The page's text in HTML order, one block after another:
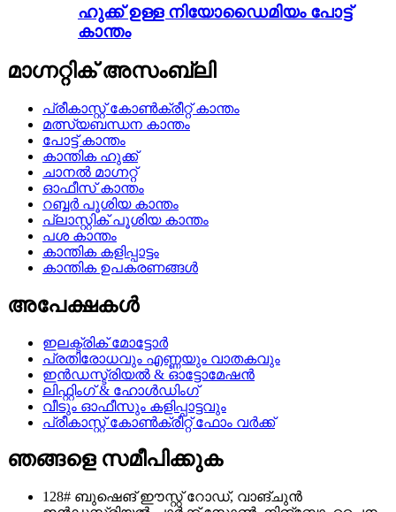
ഹുക്ക് ഉള്ള നിയോഡൈമിയം പോട്ട്
കാന്തം
മാഗ്നറ്റിക് അസംബ്ലി
പ്രീകാസ്റ്റ് കോൺക്രീറ്റ് കാന്തം
മത്സ്യബന്ധന കാന്തം
പോട്ട് കാന്തം
കാന്തിക ഹുക്ക്
ചാനൽ മാഗ്നറ്റ്
ഓഫീസ് കാന്തം
റബ്ബർ പൂശിയ കാന്തം
പ്ലാസ്റ്റിക് പൂശിയ കാന്തം
പശ കാന്തം
കാന്തിക കളിപ്പാട്ടം
കാന്തിക ഉപകരണങ്ങൾ
അപേക്ഷകൾ
ഇലക്ട്രിക് മോട്ടോർ
പ്രതിരോധവും എണ്ണയും വാതകവും
ഇൻഡസ്ട്രിയൽ & ഓട്ടോമേഷൻ
ലിഫ്റ്റിംഗ് & ഹോൾഡിംഗ്
വീടും ഓഫീസും കളിപ്പാട്ടവും
പ്രീകാസ്റ്റ് കോൺക്രീറ്റ് ഫോം വർക്ക്
ഞങ്ങളെ സമീപിക്കുക
128# ബുഷെങ് ഈസ്റ്റ് റോഡ്, വാങ്ചുൻ